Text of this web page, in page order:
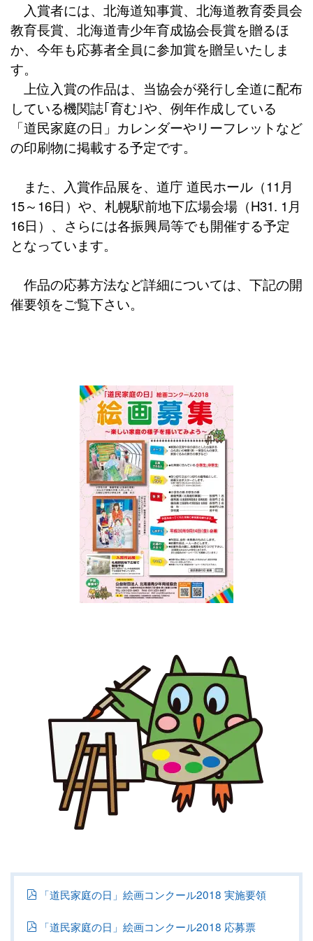
入賞者には、北海道知事賞、北海道教育委員会
教育長賞、北海道青少年育成協会長賞を贈るほ
か、今年も応募者全員に参加賞を贈呈いたしま
す。
上位入賞の作品は、当協会が発行し全道に配布
している機関誌｢育む｣や、例年作成している
「道民家庭の日」カレンダーやリーフレットなど
の印刷物に掲載する予定です。
また、入賞作品展を、道庁 道民ホール（11月
15～16日）や、札幌駅前地下広場会場（H31. 1月
16日）、さらには各振興局等でも開催する予定
となっています。
作品の応募方法など詳細については、下記の開
催要領をご覧下さい。
「道民家庭の日」絵画コンクール2018 実施要領
「道民家庭の日」絵画コンクール2018 応募票